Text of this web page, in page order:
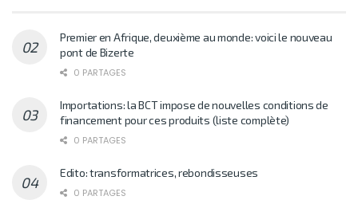
Premier en Afrique, deuxième au monde: voici le nouveau
pont de Bizerte
0 PARTAGES
Importations: la BCT impose de nouvelles conditions de
financement pour ces produits (liste complète)
0 PARTAGES
Edito: transformatrices, rebondisseuses
0 PARTAGES